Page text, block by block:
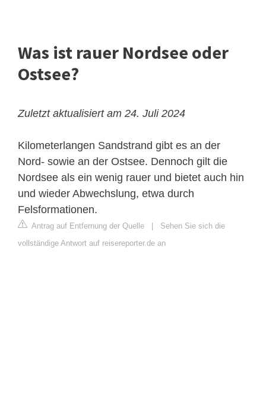
Was ist rauer Nordsee oder
Ostsee?
Zuletzt aktualisiert am 24. Juli 2024
Kilometerlangen Sandstrand gibt es an der
Nord- sowie an der Ostsee. Dennoch gilt die
Nordsee als ein wenig rauer und bietet auch hin
und wieder Abwechslung, etwa durch
Felsformationen.
Antrag auf Entfernung der Quelle
Sehen Sie sich die
vollständige Antwort auf reisereporter.de an